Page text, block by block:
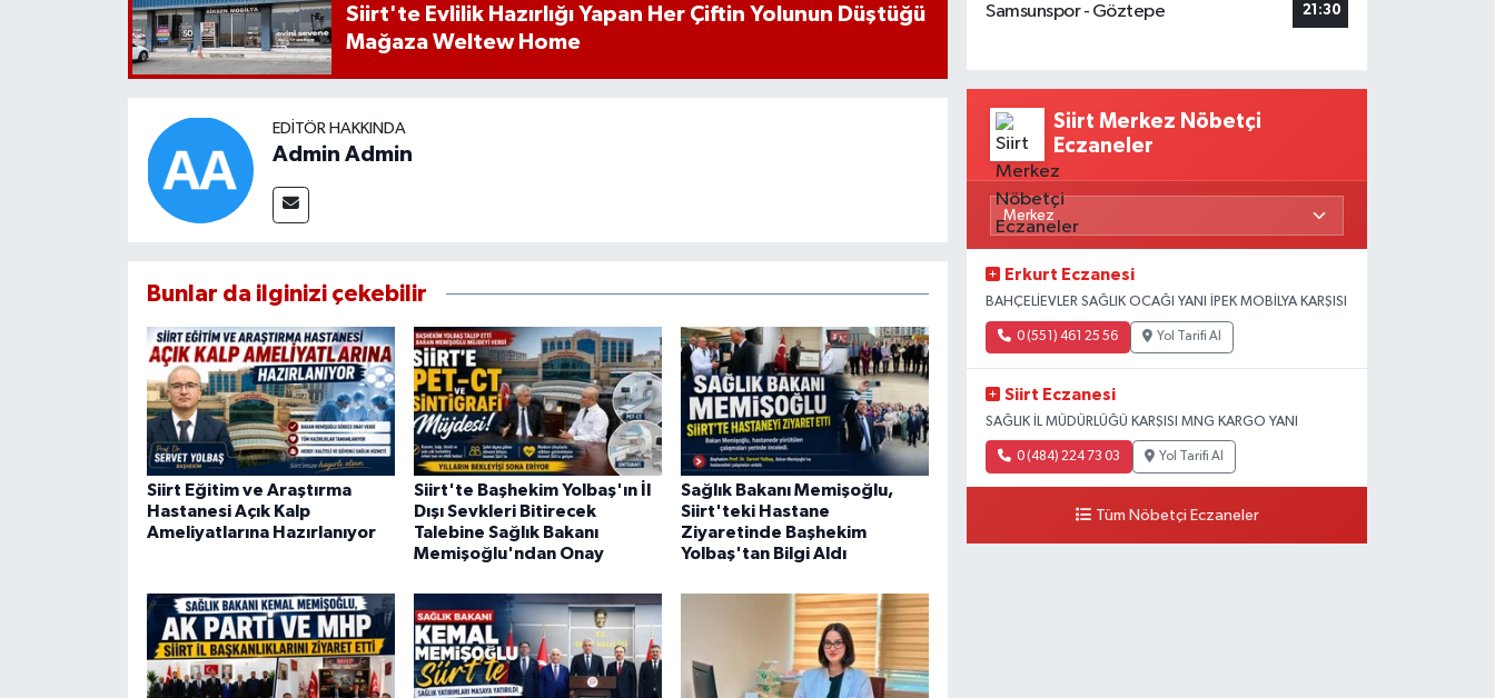
Siirt'te Evlilik Hazırlığı Yapan Her Çiftin Yolunun Düştüğü
Mağaza Weltew Home
EDITÖR HAKKINDA
Admin Admin
Bunlar da ilginizi çekebilir
Siirt Eğitim ve Araştırma
Hastanesi Açık Kalp
Ameliyatlarına Hazırlanıyor
Siirt'te Başhekim Yolbaş'ın İl
Dışı Sevkleri Bitirecek
Talebine Sağlık Bakanı
Memişoğlu'ndan Onay
Sağlık Bakanı Memişoğlu,
Siirt'teki Hastane
Ziyaretinde Başhekim
Yolbaş'tan Bilgi Aldı
Samsunspor - Göztepe
21:30
Siirt Merkez Nöbetçi
Eczaneler
Erkurt Eczanesi
BAHÇELİEVLER SAĞLIK OCAĞI YANI İPEK MOBİLYA KARŞISI
0 (551) 461 25 56 Yol Tarifi Al
Siirt Eczanesi
SAĞLIK İL MÜDÜRLÜĞÜ KARŞISI MNG KARGO YANI
0 (484) 224 73 03 Yol Tarifi Al
Tüm Nöbetçi Eczaneler